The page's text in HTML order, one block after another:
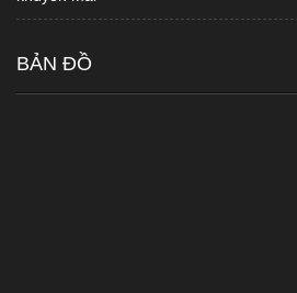
BẢN ĐỒ